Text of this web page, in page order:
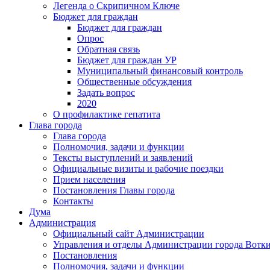
Легенда о Скрипичном Ключе
Бюджет для граждан
Бюджет для граждан
Опрос
Обратная связь
Бюджет для граждан УР
Муниципальный финансовый контроль
Общественные обсуждения
Задать вопрос
2020
О профилактике гепатита
Глава города
Глава города
Полномочия, задачи и функции
Тексты выступлений и заявлений
Официальные визиты и рабочие поездки
Прием населения
Постановления Главы города
Контакты
Дума
Администрация
Официальный сайт Администрации
Управления и отделы Администрации города
Постановления
Полномочия, задачи и функции